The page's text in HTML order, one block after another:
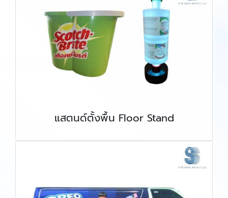
แสตนด์ตั้งพื้น Floor Stand